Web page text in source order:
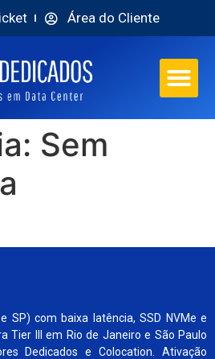
Área do Cliente
Sem
SP) com baixa latência, SSD NVMe e
Tier III em Rio de Janeiro e São Paulo
Dedicados e Colocation. Ativação